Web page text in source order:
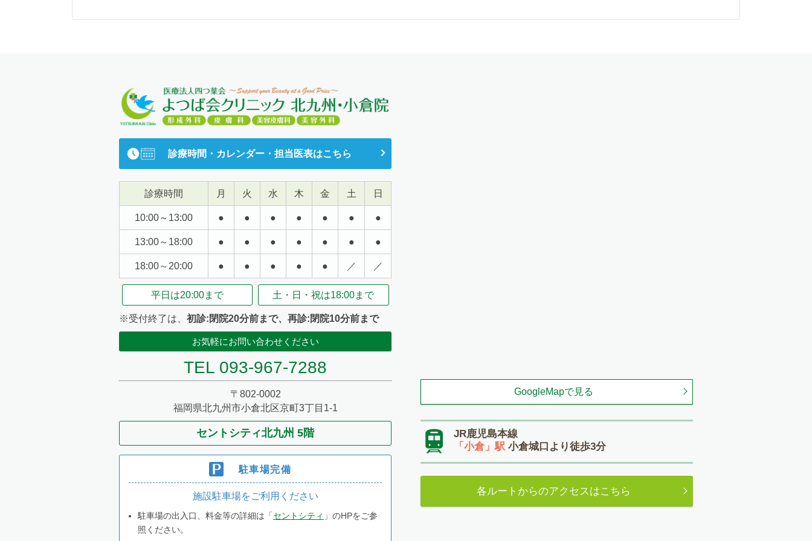
学 歴
2000年 大阪医科薬科大学 卒業
2007年 大阪医科薬科大学・大学院 卒業
2008年 学位・博士号取得
経 歴
2001年
新宮市立医療センター 外科・形成外科・皮膚科
2004年
大阪医科薬科大学 形成外科・専攻医
西宮協立脳神経外科病院 形成外科 非常勤
2007年
大阪医科薬科大学 形成外科・助教 病棟医長
西宮協立脳神経外科病院 形成外科 非常勤
2008年
三島救命救急センター 形成外科・整形外科
西宮協立脳神経外科病院 形成外科 非常勤
2010年
清恵会病院 形成外科部長
葛城病院 形成外科 非常勤
2015年 城山病院 形成外科・美容外科部長
城山病院 形成外科・美容外科部長 兼任
2019年
たかはし形成外科・美容外科 院長 専任
診療時間・カレンダー・担当医表はこちら
診療時間 月 火 水 木 金 土 日
10:00～13:00 ● ● ● ● ● ● ●
13:00～18:00 ● ● ● ● ● ● ●
18:00～20:00 ● ● ● ● ● ／ ／
平日は20:00まで 土・日・祝は18:00まで
※受付終了は、 初診:閉院20分前まで、再診:閉院10分前まで
お気軽にお問い合わせください
TEL 093-967-7288
〒802-0002
福岡県北九州市小倉北区京町3丁目1-1
セントシティ北九州 5階
駐車場完備
施設駐車場をご利用ください
駐車場の出入口、料金等の詳細は「セントシティ 」のHPをご参
照ください。
GoogleMapで見る
JR鹿児島本線
「小倉」駅小倉城口より徒歩3分
各ルートからのアクセスはこちら